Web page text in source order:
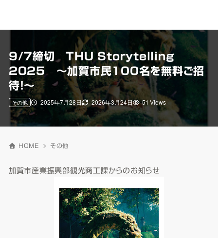
9/7締切 THU Storytelling
2025 ～加賀市民１００名を無料ご招
待！～
2025年7月28日 2026年3月24日
その他 51 Views
HOME その他
加賀市産業振興部観光商工課からのお知らせ